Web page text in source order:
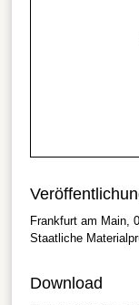
Frankfurt am Main,
Staatliche
Download